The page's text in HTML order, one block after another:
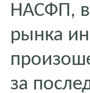
НАСФП, в
рынка
за